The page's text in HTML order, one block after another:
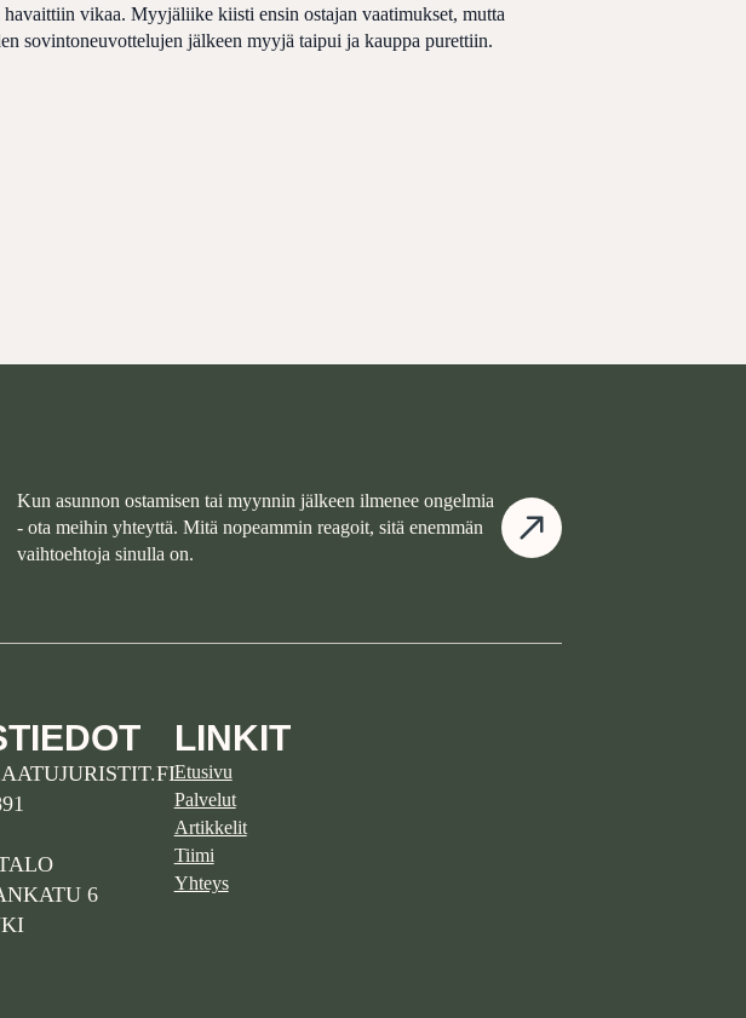
havaittiin vikaa. Myyjäliike kiisti ensin ostajan vaatimukset, mutta
sovintoneuvottelujen jälkeen myyjä taipui ja kauppa purettiin.
Kun asunnon ostamisen tai myynnin jälkeen ilmenee ongelmia
- ota meihin yhteyttä. Mitä nopeammin reagoit, sitä enemmän
vaihtoehtoja sinulla on.
6
LINKIT
Etusivu
Palvelut
Artikkelit
Tiimi
Yhteys